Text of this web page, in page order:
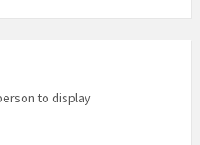
to display